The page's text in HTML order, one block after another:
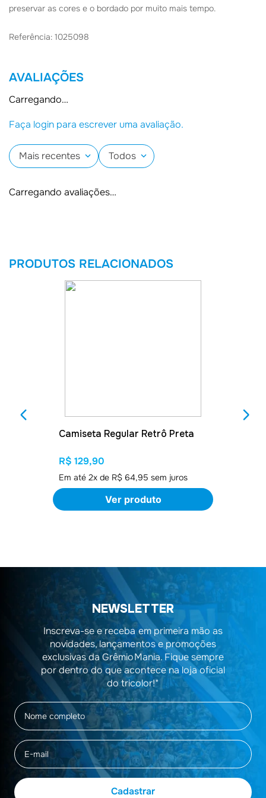
preservar as cores e o bordado por muito mais tempo.
Referência: 1025098
AVALIAÇÕES
Carregando…
Faça login para escrever uma avaliação.
Mais recentes Todos
Carregando avaliações…
PRODUTOS RELACIONADOS
Camiseta Regular Retrô Preta
R$ 129,90
Em até 2x de R$ 64,95 sem juros
Ver produto
NEWSLETTER
Inscreva-se e receba em primeira mão as
novidades, lançamentos e promoções
exclusivas da GrêmioMania. Fique sempre
por dentro do que acontece na loja oficial
do tricolor!*
Cadastrar